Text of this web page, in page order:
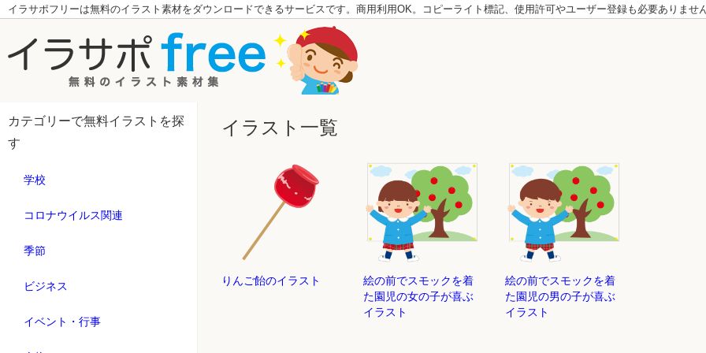
イラサポフリーは無料のイラスト素材をダウンロードできるサービスです。商用利用OK。コピーライト標記、使用許可やユーザー登録も必要ありませ
カテゴリーで無料イラストを探
す
学校
コロナウイルス関連
季節
ビジネス
イベント・行事
イラスト一覧
りんご飴のイラスト
絵の前でスモックを着
た園児の女の子が喜ぶ
イラスト
絵の前でスモックを着
た園児の男の子が喜ぶ
イラスト